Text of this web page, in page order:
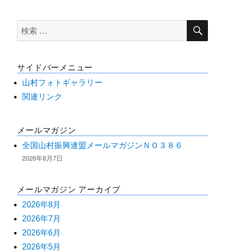
検
索
象:
検
サイドバーメニュー
山村フォトギャラリー
関連リンク
メールマガジン
全国山村振興連盟メールマガジンＮＯ３８６
2026年8月7日
メールマガジン アーカイブ
2026年8月
2026年7月
2026年6月
2026年5月